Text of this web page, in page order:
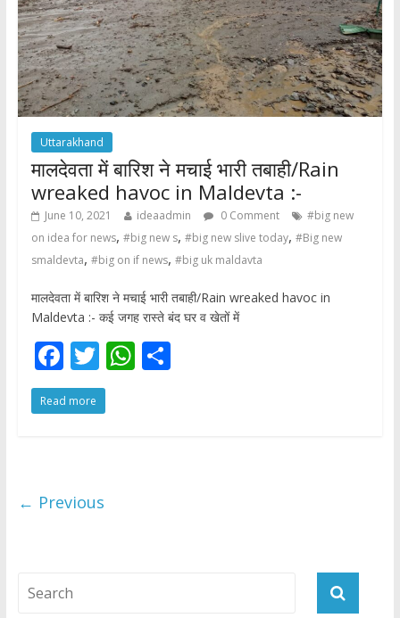
Uttarakhand
मालदेवता में बारिश ने मचाई भारी तबाही/Rain
wreaked havoc in Maldevta :-
June 10, 2021 ideaadmin 0 Comment
#big new
on idea for news, #big new s, #big new slive today, #Big new
smaldevta, #big on if news, #big uk maldavta
मालदेवता में बारिश ने मचाई भारी तबाही/Rain wreaked havoc in
Maldevta :- कई जगह रास्ते बंद घर व खेतों में
F
ac
e
o
T
w
itt
W S
Read more
← Previous